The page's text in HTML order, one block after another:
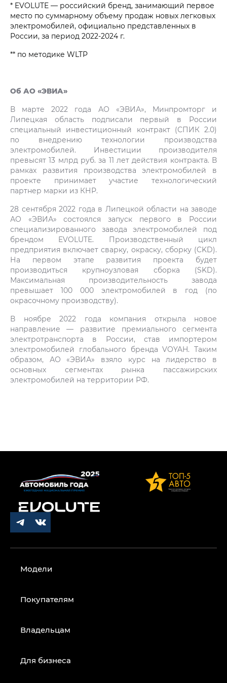
* EVOLUTE — российский бренд, занимающий первое
место по суммарному объему продаж новых легковых
электромобилей, официально представленных в
России, за период 2022-2024 г.
** по методике WLTP
Об АО «ЭВИА»
В марте 2022 года АО «ЭВИА», Минпромторг и
Липецкая область подписали первый в России
специальный инвестиционный контракт (СПИК 2.0)
по внедрению технологии производства
электромобилей. Инвестиции производителя
превысят 13 млрд руб. за 11 лет действия контракта. В
рамках развития производства электромобилей в
проекте принимает участие технологический
партнер марки из КНР.
28 сентября 2022 года в Липецкой области на заводе
АО «ЭВИА» состоялся запуск первого в России
специализированного завода электромобилей под
брендом EVOLUTE. Производственный цикл
предприятия включает сварку, окраску, сборку (CKD).
На первом этапе развития проекта будет
производиться крупноузловая сборка (SKD).
Максимальная производительность завода
превышает 100 000 электромобилей в год (по
окрасочному производству).
В ноябре 2022 года компания открыла новое
направление — развитие премиального сегмента
электротранспорта в России, став импортером
электромобилей глобального бренда VOYAH. Таким
образом, АО «ЭВИА» взяло курс на лидерство в
основных сегментах рынка пассажирских
электромобилей на территории РФ.
Модели
Покупателям
Владельцам
Для бизнеса